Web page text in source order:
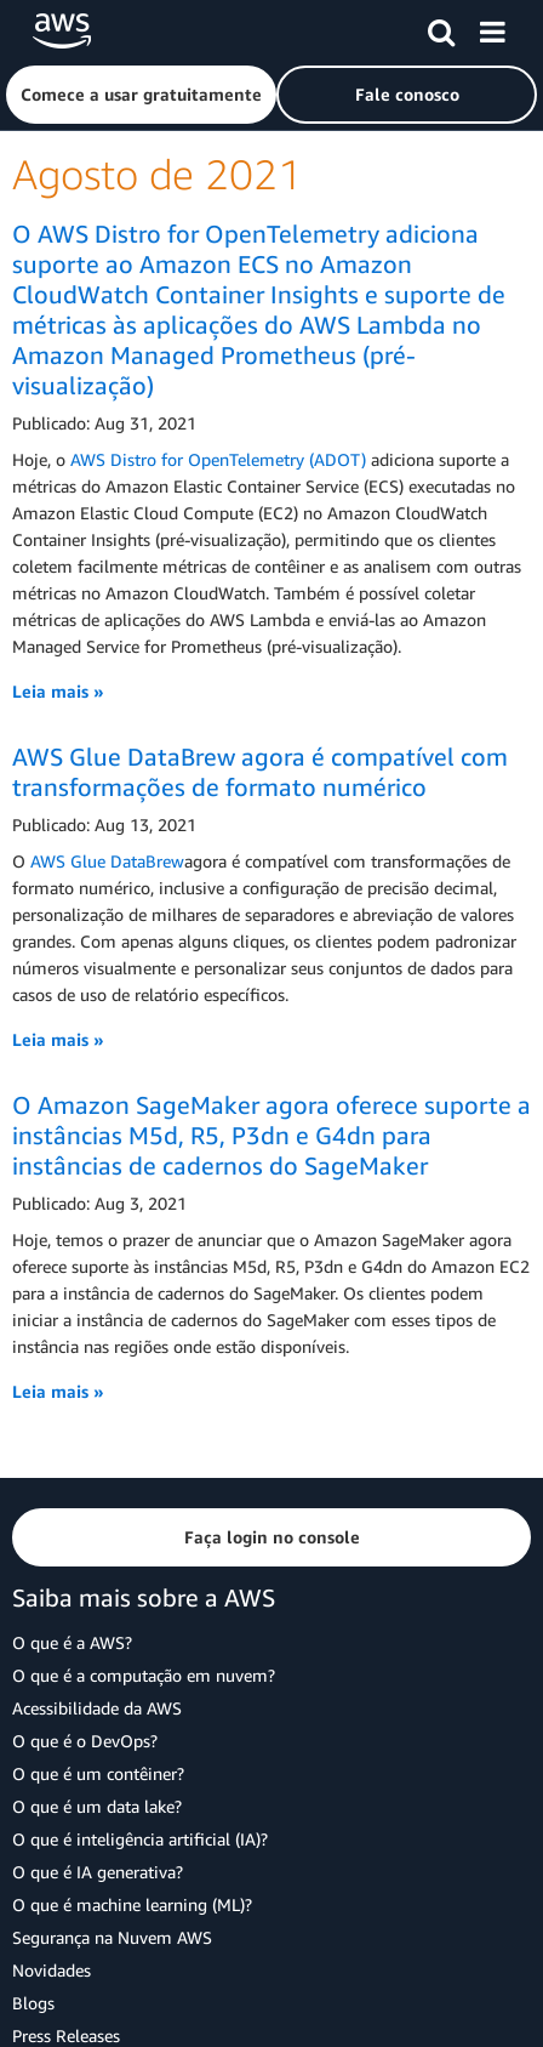
Pular para o conteúdo principal
Clique aqui para voltar à página inicial da Amazon Web
Comece a usar gratuitamente Fale conosco
Agosto de 2021
O AWS Distro for OpenTelemetry adiciona
suporte ao Amazon ECS no Amazon
CloudWatch Container Insights e suporte de
métricas às aplicações do AWS Lambda no
Amazon Managed Prometheus (pré-
visualização)
Publicado: Aug 31, 2021
Hoje, o AWS Distro for OpenTelemetry (ADOT) adiciona suporte a
métricas do Amazon Elastic Container Service (ECS) executadas no
Amazon Elastic Cloud Compute (EC2) no Amazon CloudWatch
Container Insights (pré-visualização), permitindo que os clientes
coletem facilmente métricas de contêiner e as analisem com outras
métricas no Amazon CloudWatch. Também é possível coletar
métricas de aplicações do AWS Lambda e enviá-las ao Amazon
Managed Service for Prometheus (pré-visualização).
Leia mais »
AWS Glue DataBrew agora é compatível com
transformações de formato numérico
Publicado: Aug 13, 2021
O AWS Glue DataBrewagora é compatível com transformações de
formato numérico, inclusive a configuração de precisão decimal,
personalização de milhares de separadores e abreviação de valores
grandes. Com apenas alguns cliques, os clientes podem padronizar
números visualmente e personalizar seus conjuntos de dados para
casos de uso de relatório específicos.
Leia mais »
O Amazon SageMaker agora oferece suporte a
instâncias M5d, R5, P3dn e G4dn para
instâncias de cadernos do SageMaker
Publicado: Aug 3, 2021
Hoje, temos o prazer de anunciar que o Amazon SageMaker agora
oferece suporte às instâncias M5d, R5, P3dn e G4dn do Amazon EC2
para a instância de cadernos do SageMaker. Os clientes podem
iniciar a instância de cadernos do SageMaker com esses tipos de
instância nas regiões onde estão disponíveis.
Leia mais »
Faça login no console
Saiba mais sobre a AWS
O que é a AWS?
O que é a computação em nuvem?
Acessibilidade da AWS
O que é o DevOps?
O que é um contêiner?
O que é um data lake?
O que é inteligência artificial (IA)?
O que é IA generativa?
O que é machine learning (ML)?
Segurança na Nuvem AWS
Novidades
Blogs
Press Releases